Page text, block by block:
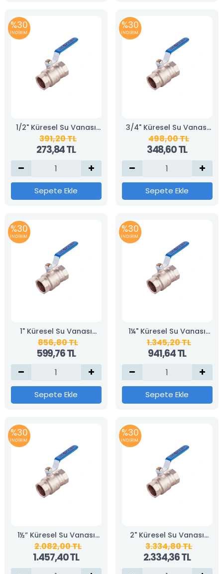
%30
İNDİRİM
1/2" Küresel Su Vanası
(KAS)
391,20 TL
273,84 TL
Sepete Ekle
%30
İNDİRİM
3/4" Küresel Su Vanası
(KAS)
498,00 TL
348,60 TL
Sepete Ekle
%30
İNDİRİM
1" Küresel Su Vanası
(KAS)
856,80 TL
599,76 TL
Sepete Ekle
%30
İNDİRİM
1¼" Küresel Su Vanası
(KAS)
1.345,20 TL
941,64 TL
Sepete Ekle
%30
İNDİRİM
1½” Küresel Su Vanası
(KAS)
2.082,00 TL
1.457,40 TL
%30
İNDİRİM
2" Küresel Su Vanası
(KAS)
3.334,80 TL
2.334,36 TL